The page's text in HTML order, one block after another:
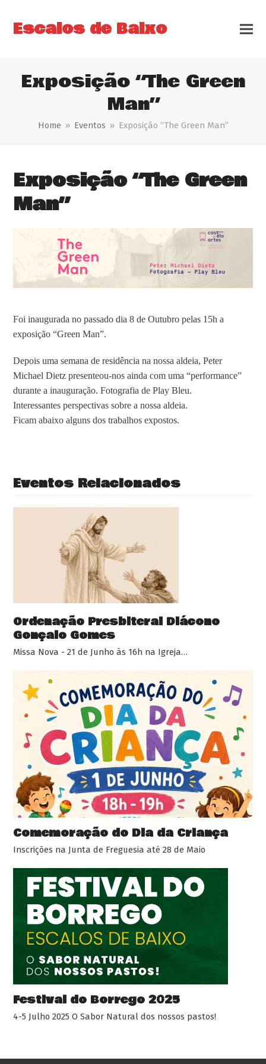
Escalos de Baixo
Exposição “The Green
Man”
Home » Eventos » Exposição “The Green Man”
Exposição “The Green
Man”
Foi inaugurada no passado dia 8 de Outubro pelas 15h a
exposição “Green Man”.
Depois uma semana de residência na nossa aldeia, Peter
Michael Dietz presenteou-nos ainda com uma “performance”
durante a inauguração. Fotografia de Play Bleu.
Interessantes perspectivas sobre a nossa aldeia.
Ficam abaixo alguns dos trabalhos expostos.
Eventos Relacionados
Ordenação Presbiteral Diácono
Gonçalo Gomes
Missa Nova - 21 de Junho às 16h na Igreja…
Comemoração do Dia da Criança
Inscrições na Junta de Freguesia até 28 de Maio
Festival do Borrego 2025
4-5 Julho 2025 O Sabor Natural dos nossos pastos!